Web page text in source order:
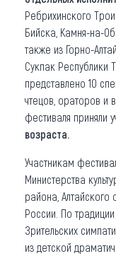
Ребрихинского
Бийска, Камня-на-
также из Горно-
Сукпак Республики
представлено 10
чтецов, ораторов и
фестиваля приняли
возраста.
Участникам
Министерства
района, Алтайского
России. По
Зрительских
из детской